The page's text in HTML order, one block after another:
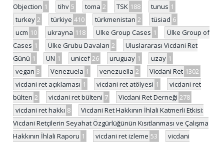
Objection 1 tihv 5 toma 2 TSK 188 tunus 1
turkey 2 türkiye 410 türkmenistan 2 tüsiad 6
ucm 10 ukrayna 118 Ulke Group Cases 1
Ülke Group of
Cases 1 Ülke Grubu Davaları 2
Uluslararası Vicdani Ret
Günü 1 UN 1 unicef 26 uruguay 1 uzay 1
vegan 3 Venezuela 1 venezuella 2 Vicdani Ret 1302
vicdani ret açıklaması 1 vicdani ret atölyesi 1
vicdani ret
bülten 2 vicdani ret bülteni 7 Vicdani Ret Derneği 278
vicdani ret hakkı 8
Vicdani Ret Hakkının İhlali Katmerli Etkisi:
Vicdani Retçilerin Seyahat Özgürlüğünün Kısıtlanması ve Çalışma
Hakkının İhlali Raporu 1 vicdani ret izleme 53
vicdani